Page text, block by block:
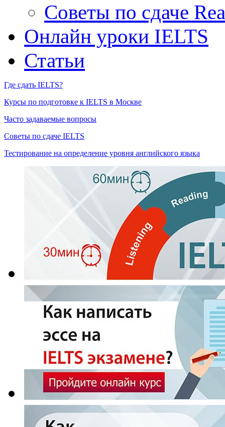
Советы по сдаче
Онлайн уроки IELTS
Статьи
Где сдать IELTS?
Курсы по подготовке к IELTS в Москве
Часто задаваемые вопросы
Советы по сдаче IELTS
Тестирование на определение уровня английского языка